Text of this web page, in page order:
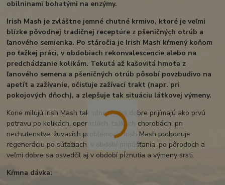
obilninami bohatými na enzýmy.
Irish Mash je zvláštne jemné chutné krmivo, ktoré je veľmi
blízke pôvodnej tradičnej receptúre z pšeničných otrúb a
ľanového semienka. Po stáročia je Irish Mash kŕmený koňom
po ťažkej práci, v obdobiach rekonvalescencie alebo na
predchádzanie kolikám. Tekutá až kašovitá hmota z
ľanového semena a pšeničných otrúb pôsobí povzbudivo na
apetít a zažívanie, očisťuje zažívací trakt (napr. pri
pokojových dňoch), a zlepšuje tak situáciu látkovej výmeny.
Kone milujú Irish Mash tak silno, že ho dobre prijímajú ako prvú
potravu po kolikách, operáciách, ťažkých chorobách, pri
nechutenstve, žuvacích problémoch. Irish Mash podporuje
regeneráciu po súťažiach, v období pripúšťania, po pôrodoch a
veľmi dobre sa osvedčil aj v období pĺznutia a výmeny srsti.
Kŕmna dávka: